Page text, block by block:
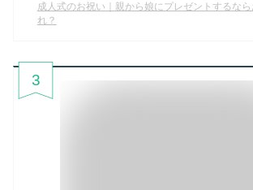
成人式のお祝い｜親から娘にプレゼントするな
れ？
3